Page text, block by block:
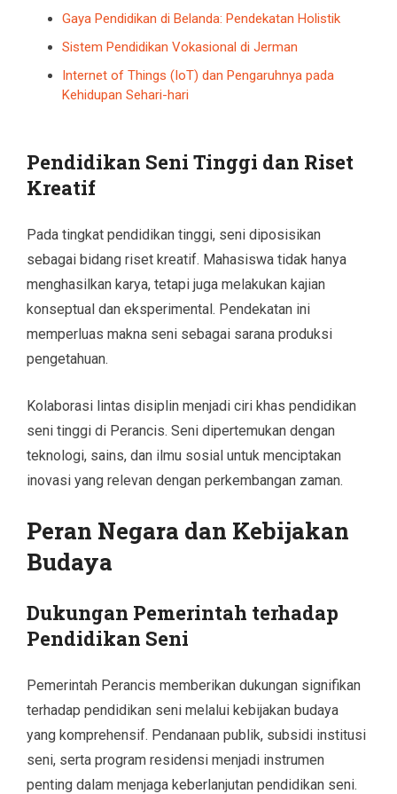
Gaya Pendidikan di Belanda: Pendekatan Holistik
Sistem Pendidikan Vokasional di Jerman
Internet of Things (IoT) dan Pengaruhnya pada
Kehidupan Sehari-hari
Pendidikan Seni Tinggi dan Riset
Kreatif
Pada tingkat pendidikan tinggi, seni diposisikan
sebagai bidang riset kreatif. Mahasiswa tidak hanya
menghasilkan karya, tetapi juga melakukan kajian
konseptual dan eksperimental. Pendekatan ini
memperluas makna seni sebagai sarana produksi
pengetahuan.
Kolaborasi lintas disiplin menjadi ciri khas pendidikan
seni tinggi di Perancis. Seni dipertemukan dengan
teknologi, sains, dan ilmu sosial untuk menciptakan
inovasi yang relevan dengan perkembangan zaman.
Peran Negara dan Kebijakan
Budaya
Dukungan Pemerintah terhadap
Pendidikan Seni
Pemerintah Perancis memberikan dukungan signifikan
terhadap pendidikan seni melalui kebijakan budaya
yang komprehensif. Pendanaan publik, subsidi institusi
seni, serta program residensi menjadi instrumen
penting dalam menjaga keberlanjutan pendidikan seni.